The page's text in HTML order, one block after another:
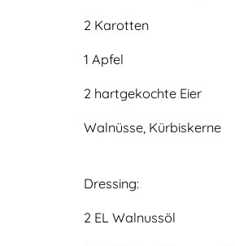
2 Karotten
1 Apfel
2 hartgekochte Eier
Walnüsse, Kürbiskerne
Dressing:
2 EL Walnussöl